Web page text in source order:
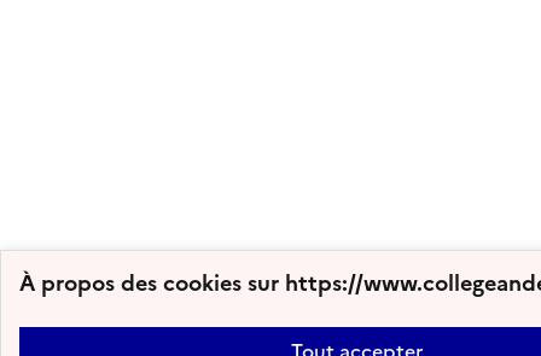
À propos des cookies sur https://